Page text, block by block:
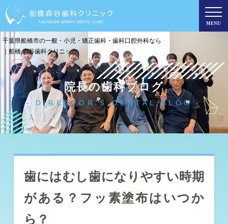
MENU
千葉県船橋市の一般・小児・矯正歯科・歯科口腔外科なら
｜船橋 森谷歯科クリニック
院長の歯科ブログ
DIRECTOR'S DENTAL BLOG
歯にはむし歯になりやすい時期
がある？フッ素塗布はいつか
ら？